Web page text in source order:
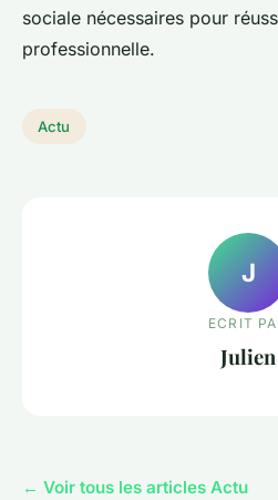
sociale nécessaires pour
professionnelle.
Actu
J
ECRIT
Julien
← Voir tous les articles Actu